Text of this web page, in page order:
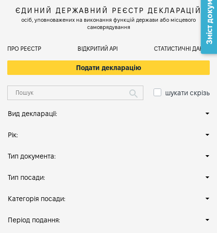
ЄДИНИЙ ДЕРЖАВНИЙ РЕЄСТР ДЕКЛАРАЦІЙ
осіб, уповноважених на виконання функцій держави або місцевого
самоврядування
ПРО РЕЄСТР ВІДКРИТИЙ АРІ СТАТИСТИЧНІ ДАНІ
Подати декларацію
шукати скрізь
Вид декларації:
Рік:
Тип документа:
Тип посади:
Категорія посади:
Період подання:
Зміст документа